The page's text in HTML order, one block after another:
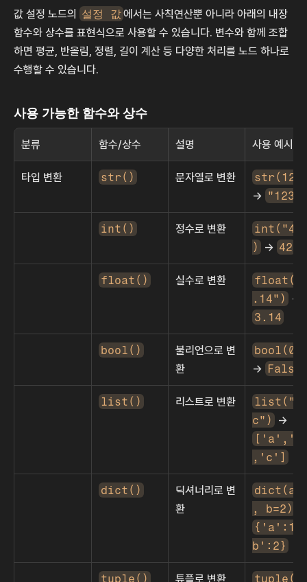
값 설정 노드의 설정 값에서는 사칙연산뿐 아니라 아래의 내장
함수와 상수를 표현식으로 사용할 수 있습니다. 변수와 함께 조합
하면 평균, 반올림, 정렬, 길이 계산 등 다양한 처리를 노드 하나로
수행할 수 있습니다.
사용 가능한 함수와 상수
분류 함수/상수 설명 사용 예시
타입 변환 str() 문자열로 변환
→ "123"
int() 정수로 변환
)
→ 42
float() 실수로 변환
.14")
3.14
bool()
불리언으로 변
환
bool(0)
→ False
list() 리스트로 변환
c")
,'c']
dict()
딕셔너리로 변
환
, b=2)
b':2}
tuple() 튜플로 변환